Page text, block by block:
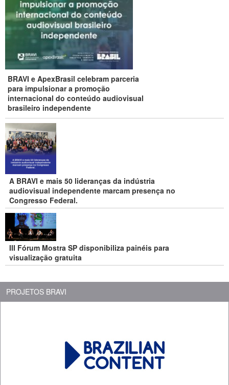
BRAVI e ApexBrasil celebram parceria
para impulsionar a promoção
internacional do conteúdo audiovisual
brasileiro independente
A BRAVI e mais 50 lideranças da indústria
audiovisual independente marcam presença no
Congresso Federal.
III Fórum Mostra SP disponibiliza painéis para
visualização gratuita
PROJETOS BRAVI